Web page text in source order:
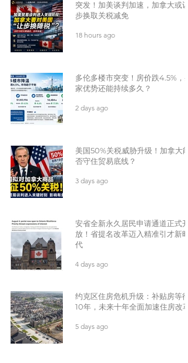
突发！加美谈判加速，加拿大或让
步换取关税减免
18 hours ago
多伦多楼市突变！房价跌4.5%，买
家优势还能持续多久？
2 days ago
美国50%关税威胁升级！加拿大能
否守住贸易底线？
3 days ago
安省全新永久居民申请通道正式开
放！省提名改革迈入精准引才新时
代
4 days ago
约克区住房危机升级：补贴房等待
10年，未来十年全面加速住房改革
5 days ago